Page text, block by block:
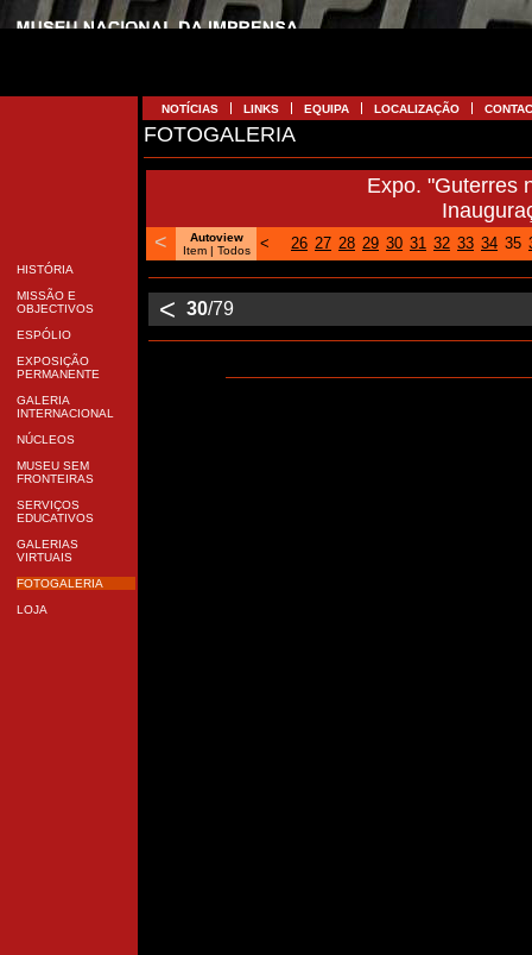
HISTÓRIA
MISSÃO E
OBJECTIVOS
ESPÓLIO
EXPOSIÇÃO
PERMANENTE
GALERIA
INTERNACIONAL
NÚCLEOS
MUSEU SEM
FRONTEIRAS
SERVIÇOS
EDUCATIVOS
GALERIAS
VIRTUAIS
FOTOGALERIA
LOJA
NOTÍCIAS LINKS EQUIPA LOCALIZAÇÃO
FOTOGALERIA
Expo. "Guterres
<
Autoview
Item| Todos < 26 27 28 29 30 31 32 33 34 35
< 30/79